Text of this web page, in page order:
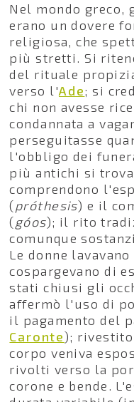
Nel mondo
erano un dovere
religiosa, che
più stretti. Si
del rituale
verso l'Ade; si
chi non avesse
condannata a
perseguitasse
l'obbligo dei
più antichi si
comprendono
(próthesis) e il
(góos); il rito
comunque
Le donne
cospargevano di
stati chiusi gli
affermò l'uso di
il pagamento del
Caronte);
corpo veniva
rivolti verso la
corone e bende.